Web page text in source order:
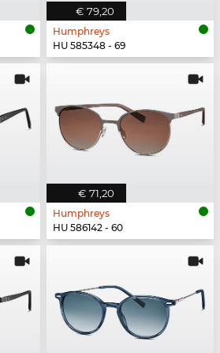
€ 79,20
Humphreys
HU 585348 - 69
€ 71,20
Humphreys
HU 586142 - 60